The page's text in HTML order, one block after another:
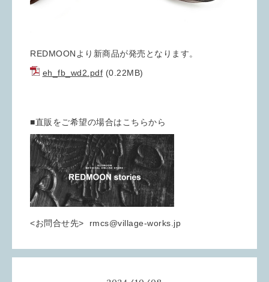
REDMOONより新商品が発売となります。
eh_fb_wd2.pdf (0.22MB)
■直販をご希望の場合はこちらから
<お問合せ先> rmcs@village-works.jp